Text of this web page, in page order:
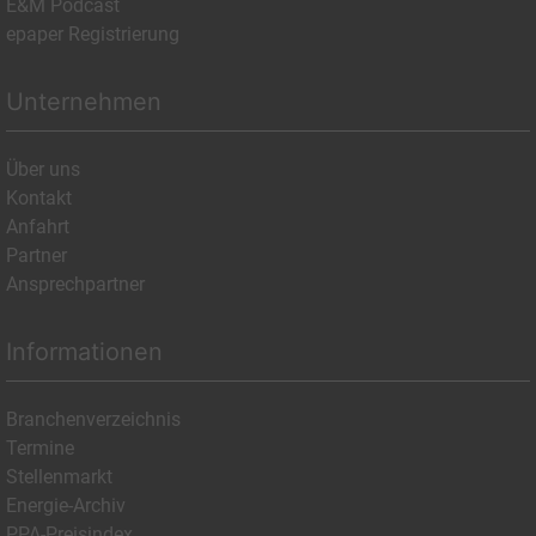
E&M Podcast
epaper Registrierung
Unternehmen
Über uns
Kontakt
Anfahrt
Partner
Ansprechpartner
Informationen
Branchenverzeichnis
Termine
Stellenmarkt
Energie-Archiv